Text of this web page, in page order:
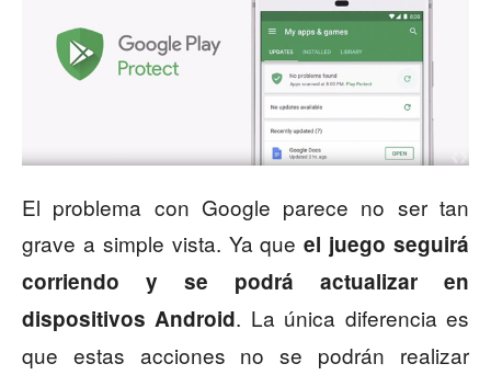
El problema con Google parece no ser tan
grave a simple vista. Ya queel juego seguirá
corriendo y se podrá actualizar en
dispositivos Android. La única diferencia es
que estas acciones no se podrán realizar